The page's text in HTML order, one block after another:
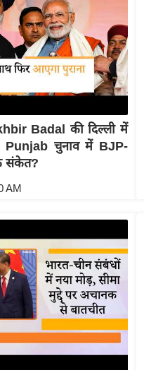
Badal की दिल्ली में
Punjab चुनाव में BJP-
संकेत?
AM